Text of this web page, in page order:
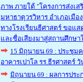
ภาพ ภายใต้ "โครงการส่งเ
มหาธาตุวรวิหาร อำเภอเมื
ทางโรงเรียนธีศาสตร์ ขอแ
และชื่อเสียงมาสู่สถานศึกษา
15 มิถุนายน 69 : ประชุม
อาคารเปาโล รร.ธีรศาสตร์
มิถุนายน 69 : ผลการปร